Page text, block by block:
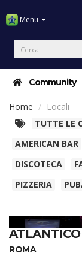
Menu
Community
Home
Locali
TUTTE LE
AMERICAN BAR
DISCOTECA
PIZZERIA
ATLANTICO
ROMA